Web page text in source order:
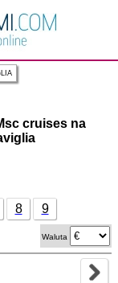
cruises na
8 9
Waluta